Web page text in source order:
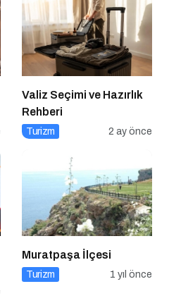
Valiz Seçimi ve Hazırlık
Rehberi
Turizm 2 ay önce
Muratpaşa İlçesi
Turizm 1 yıl önce